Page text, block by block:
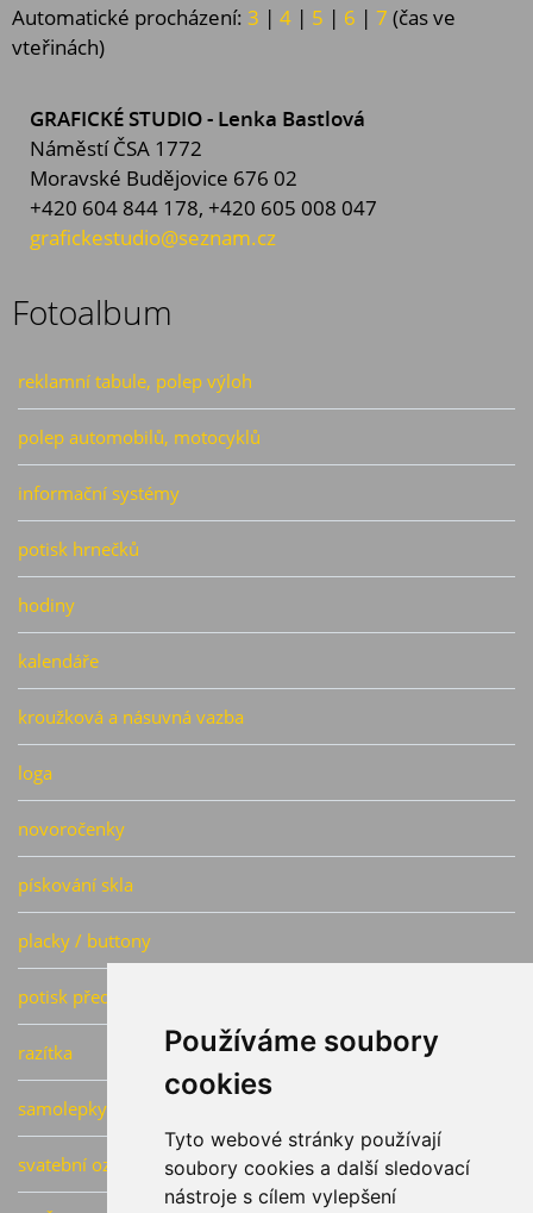
Používáme soubory
cookies
Tyto webové stránky používají
soubory cookies a další sledovací
nástroje s cílem vylepšení
Automatické procházení: 3 | 4 | 5 | 6 | 7 (čas ve
vteřinách)
GRAFICKÉ STUDIO - Lenka Bastlová
Náměstí ČSA 1772
Moravské Budějovice 676 02
+420 604 844 178, +420 605 008 047
grafickestudio@seznam.cz
Fotoalbum
reklamní tabule, polep výloh
polep automobilů, motocyklů
informační systémy
potisk hrnečků
hodiny
kalendáře
kroužková a násuvná vazba
loga
novoročenky
pískování skla
placky / buttony
potisk předmětů
razítka
samolepky
svatební oznámení, pozvánky